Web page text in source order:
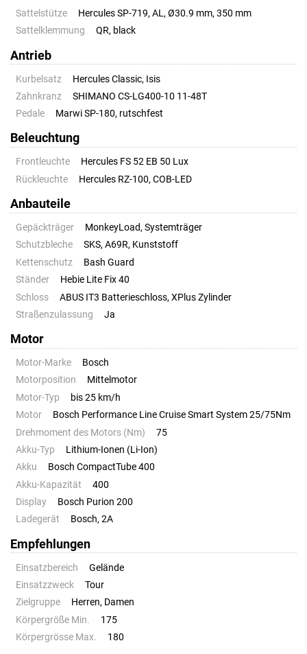
Sattelstütze
Hercules SP-719, AL, Ø30.9 mm, 350 mm
Sattelklemmung
QR, black
Antrieb
Kurbelsatz
Hercules Classic, Isis
Zahnkranz
SHIMANO CS-LG400-10 11-48T
Pedale
Marwi SP-180, rutschfest
Beleuchtung
Frontleuchte
Hercules FS 52 EB 50 Lux
Rückleuchte
Hercules RZ-100, COB-LED
Anbauteile
Gepäckträger
MonkeyLoad, Systemträger
Schutzbleche
SKS, A69R, Kunststoff
Kettenschutz
Bash Guard
Ständer
Hebie Lite Fix 40
Schloss
ABUS IT3 Batterieschloss, XPlus Zylinder
Straßenzulassung
Ja
Motor
Motor-Marke
Bosch
Motorposition
Mittelmotor
Motor-Typ
bis 25 km/h
Motor
Bosch Performance Line Cruise Smart System 25/75Nm
Drehmoment des Motors (Nm)
75
Akku-Typ
Lithium-Ionen (Li-Ion)
Akku
Bosch CompactTube 400
Akku-Kapazität
400
Display
Bosch Purion 200
Ladegerät
Bosch, 2A
Empfehlungen
Einsatzbereich
Gelände
Einsatzzweck
Tour
Zielgruppe
Herren, Damen
Körpergröße Min.
175
Körpergrösse Max.
180